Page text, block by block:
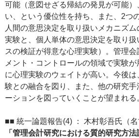
可能（意図せざる帰結の発見が可能
い、という優位性を持ち、また、2つ
人間の意思決定を取り扱いメカニズ
実験と、個人単体の意思決定を取り
スの検証が得意な心理実験）。管理
メント・コントロールの領域で実験
に心理実験のウェイトが高い。今後
験との融合を図り、また、他の研究手
ーションを図っていくことが望まれる
■■ 統一論題報告(4) ： 木村彰吾氏（名
「管理会計研究における質的研究方